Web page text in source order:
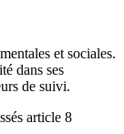
et sociales.
dans ses
de suivi.
article 8